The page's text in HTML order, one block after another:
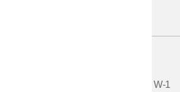
W-1